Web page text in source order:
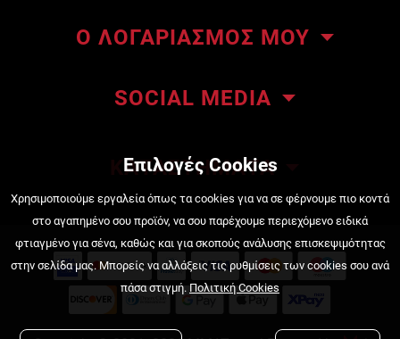
About ΜΜΑteam
Όροι Χρήσης
Τρόποι πληρωμής
Τρόποι αποστολής
Πολιτική Επιστροφών
Πολιτική Cookies
Ο ΛΟΓΑΡΙΑΣΜΟΣ ΜΟΥ
SOCIAL MEDIA
ΚΑΤΑΣΤΗΜΑΤΑ
Πειραιάς, Κουντουριώτου 222
210 4525720
Νέα Ιωνία, Πισιδίας 4
Επιλογές Cookies
Χρησιμοποιούμε εργαλεία όπως τα cookies για να σε φέρνουμε πιο κοντά
στο αγαπημένο σου προϊόν, να σου παρέχουμε περιεχόμενο ειδικά
φτιαγμένο για σένα, καθώς και για σκοπούς ανάλυσης επισκεψιμότητας
στην σελίδα μας. Μπορείς να αλλάξεις τις ρυθμίσεις των cookies σου ανά
πάσα στιγμή. Πολιτική Cookies